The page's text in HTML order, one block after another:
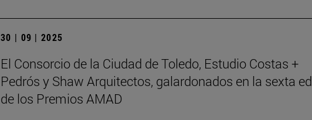
30 | 09 | 2025
El Consorcio de la Ciudad de Toledo, Estudio Costas +
Pedrós y Shaw Arquitectos, galardonados en la sexta
de los Premios AMAD